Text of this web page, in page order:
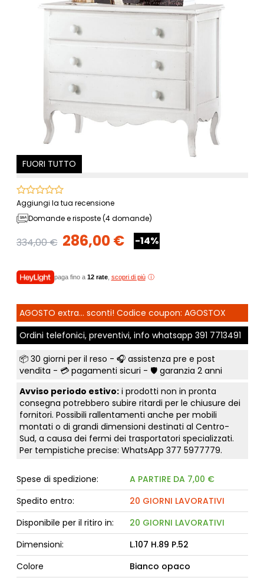
FUORI TUTTO
Aggiungi la tua recensione
Domande e risposte (4 domande)
334,00 € 286,00 € -14%
paga fino a 12 rate, scopri di più
AGOSTO extra... sconti! Codice coupon: AGOSTOX
Ordini telefonici, preventivi, info whatsapp 391 7713491
📦 30 giorni per il reso - 🎧 assistenza pre e post
vendita - 💳 pagamenti sicuri - 🛡️ garanzia 2 anni
Avviso periodo estivo:i prodotti non in pronta
consegna potrebbero subire ritardi per le chiusure dei
fornitori. Possibili rallentamenti anche per mobili
montati o di grandi dimensioni destinati al Centro-
Sud, a causa dei fermi dei trasportatori specializzati.
Per tempistiche precise: WhatsApp 377 5977779.
Spese di spedizione:
A PARTIRE DA 7,00 €
Spedito entro:
20 GIORNI LAVORATIVI
Disponibile per il ritiro in:
20 GIORNI LAVORATIVI
Dimensioni:
L.107 H.89 P.52
Colore
Bianco opaco